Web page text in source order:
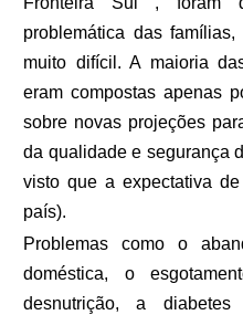
problemática das
muito difícil. A maioria
eram compostas apenas
sobre novas projeções
da qualidade e segurança
visto que a expectativa
país).
Problemas como o
doméstica, o
desnutrição, a